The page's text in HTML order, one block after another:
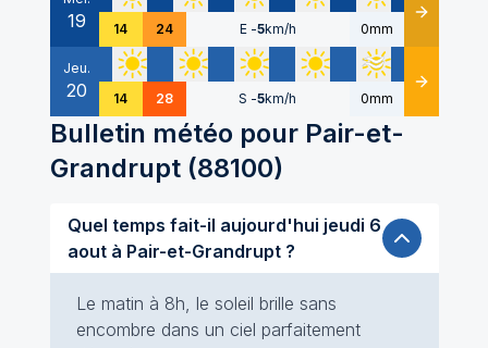
19 14 24 E -5km/h 0mm Détails
Jeu.
20 14 28 S -5km/h 0mm Détails
Bulletin météo pour Pair-et-
Grandrupt(88100)
Quel temps fait-il aujourd'hui jeudi 6
aout à Pair-et-Grandrupt ?
Le matin à 8h, le soleil brille sans
encombre dans un ciel parfaitement